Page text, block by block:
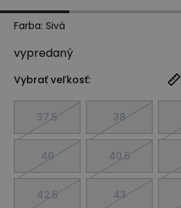
Farba: Sivá
vypredaný
Vybrať veľkosť:
37.5 38
40 40.5
42.5 43